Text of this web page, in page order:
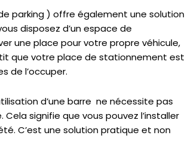
parking ) offre également une solution
disposez d’un espace de
une place pour votre propre véhicule,
que votre place de stationnement est
de l’occuper.
d’une barre ne nécessite pas
signifie que vous pouvez l’installer
C’est une solution pratique et non